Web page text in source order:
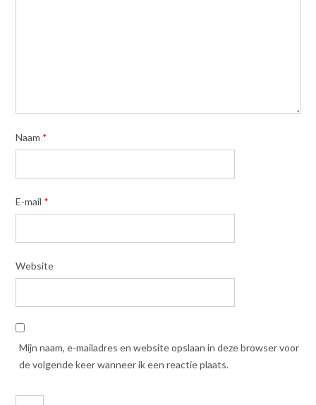
Naam *
E-mail *
Website
Mijn naam, e-mailadres en website opslaan in deze browser voor
de volgende keer wanneer ik een reactie plaats.